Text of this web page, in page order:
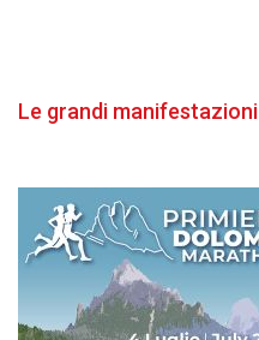
Le grandi manifestazioni